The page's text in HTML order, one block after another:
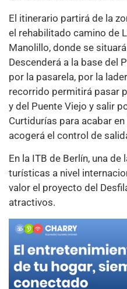
El itinerario partirá de la
el rehabilitado camino de
Manolillo, donde se
Descenderá a la base del
por la pasarela, por la
recorrido permitirá pasar
y del Puente Viejo y salir
Curtidurías para acabar
acogerá el control de
En la ITB de Berlín, una
turísticas a nivel
valor el proyecto del
atractivos.